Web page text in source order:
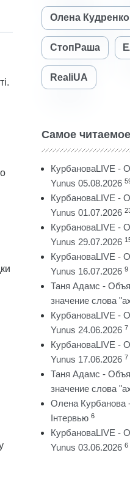
Олена Кудренко
СтопРаша
RealiUA
Самое читаемое
КурбановаLIVE -
Yunus 05.08.2026
КурбановаLIVE -
Yunus 01.07.2026
КурбановаLIVE -
Yunus 29.07.2026
КурбановаLIVE -
Yunus 16.07.2026 9
Таня Адамс -
значение слова
КурбановаLIVE -
Yunus 24.06.2026 7
КурбановаLIVE -
Yunus 17.06.2026 7
Таня Адамс -
значение слова
Олена Курбанова
Інтервью 6
КурбановаLIVE -
Yunus 03.06.2026 6